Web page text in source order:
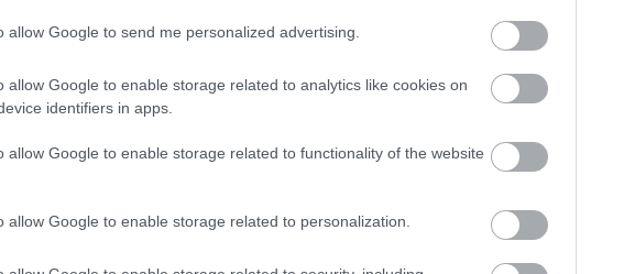
allow Google to send me personalized advertising.
allow Google to enable storage related to analytics like cookies on
identifiers in apps.
allow Google to enable storage related to functionality of the website
allow Google to enable storage related to personalization.
για την αποφυγή εξαπάτησης
ιστοσελίδα της Ελληνικής Αστυνομίας
του πολίτη/Χρήσιμες συμβουλές»,
για περιστατικά ηλεκτρονικών
Διεύθυνσης Δίωξης Ηλεκτρονικού
την πληρέστερη ενημέρωση των πολιτών,
06.08.2026 | 20:00
κεφάλι του Αταμάν
– Βίντεο από τη
06.08.2026 | 19:40